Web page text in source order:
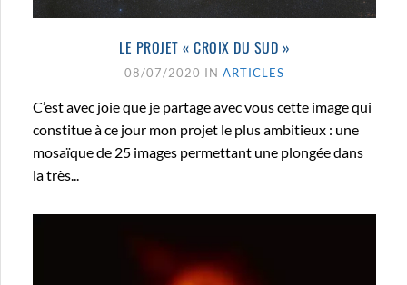
LE PROJET « CROIX DU SUD »
08/07/2020 IN ARTICLES
C’est avec joie que je partage avec vous cette image qui
constitue à ce jour mon projet le plus ambitieux : une
mosaïque de 25 images permettant une plongée dans
la très...